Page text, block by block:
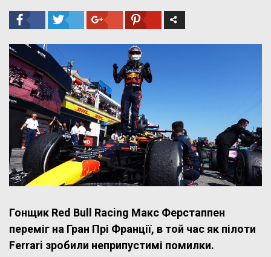
Гонщик Red Bull Racing Макс Ферстаппен
переміг на Гран Прі Франції, в той час як пілоти
Ferrari зробили неприпустимі помилки.